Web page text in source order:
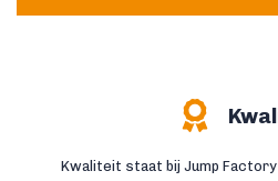
Kwaliteit staat bij Jump Factory